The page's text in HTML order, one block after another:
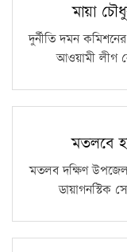
মায়া
দুর্নীতি দমন
আওয়ামী লীগ
মতলবে
মতলব দক্ষিণ
ডায়াগনস্টিক